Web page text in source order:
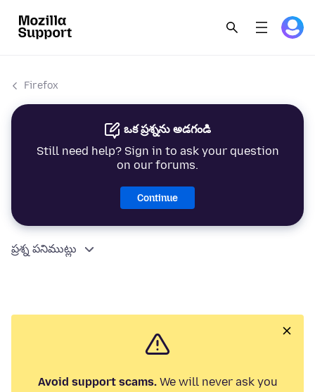
Firefox
ఒక ప్రశ్నను అడగండి
Still need help? Sign in to ask your question
on our forums.
Continue
ప్రశ్న పనిముట్లు
Avoid support scams.We will never ask you